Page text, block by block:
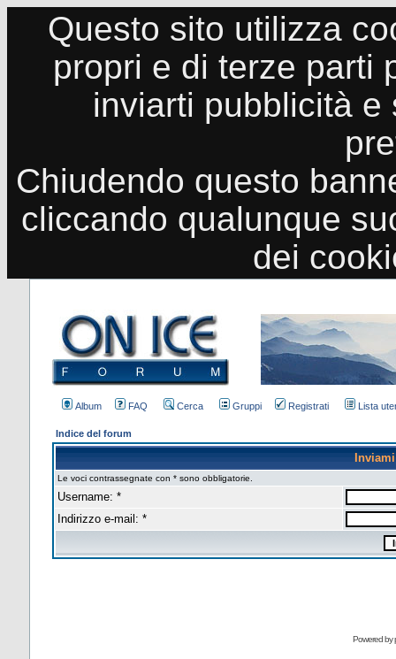
Questo sito utilizza
propri e di terze parti
inviarti pubblicità
Chiudendo questo
cliccando qualunque
dei
Album FAQ Cerca Gruppi Registrati Lista
Indice del forum
Le voci contrassegnate con * sono obbligatorie.
Username: *
Indirizzo e-mail: *
Powered by